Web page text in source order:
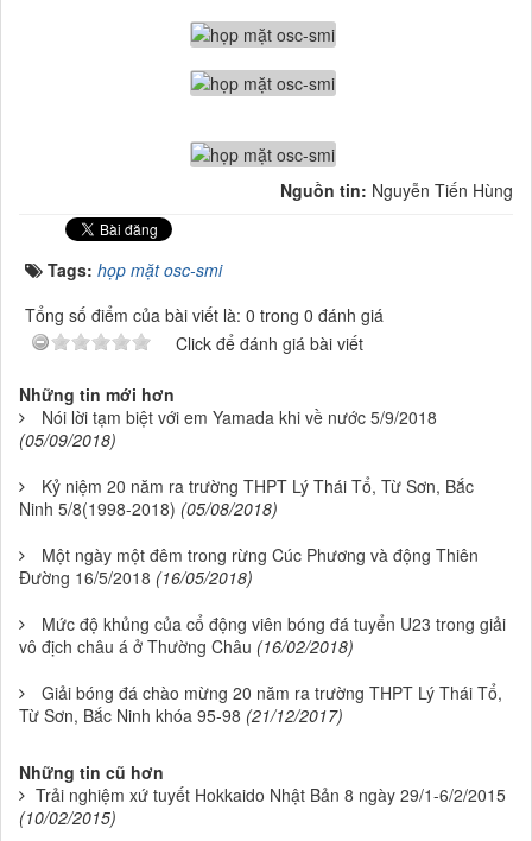
Nguồn tin: Nguyễn Tiến Hùng
Tags: họp mặt osc-smi
Tổng số điểm của bài viết là: 0 trong 0 đánh giá
Click để đánh giá bài viết
Những tin mới hơn
Nói lời tạm biệt với em Yamada khi về nước 5/9/2018
(05/09/2018)
Kỷ niệm 20 năm ra trường THPT Lý Thái Tổ, Từ Sơn, Bắc
Ninh 5/8(1998-2018) (05/08/2018)
Một ngày một đêm trong rừng Cúc Phương và động Thiên
Đường 16/5/2018 (16/05/2018)
Mức độ khủng của cổ động viên bóng đá tuyển U23 trong giải
vô địch châu á ở Thường Châu (16/02/2018)
Giải bóng đá chào mừng 20 năm ra trường THPT Lý Thái Tổ,
Từ Sơn, Bắc Ninh khóa 95-98 (21/12/2017)
Những tin cũ hơn
Trải nghiệm xứ tuyết Hokkaido Nhật Bản 8 ngày 29/1-6/2/2015
(10/02/2015)